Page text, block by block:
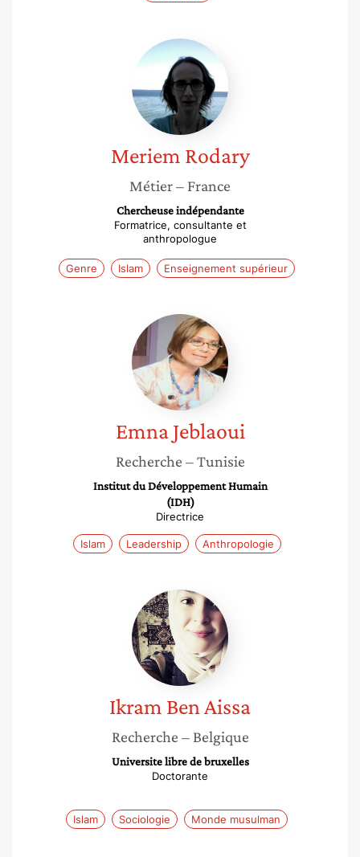
Meriem
Rodary
Meriem Rodary
Métier– France
Chercheuse indépendante
Formatrice, consultante et
anthropologue
Genre Islam Enseignement supérieur
Emna
Jeblaoui
Emna Jeblaoui
Recherche – Tunisie
Institut du Développement Humain
(IDH)
Directrice
Islam Leadership Anthropologie
Ikram
Aissa
Ikram Ben Aissa
Recherche – Belgique
Universite libre de bruxelles
Doctorante
Islam Sociologie Monde musulman